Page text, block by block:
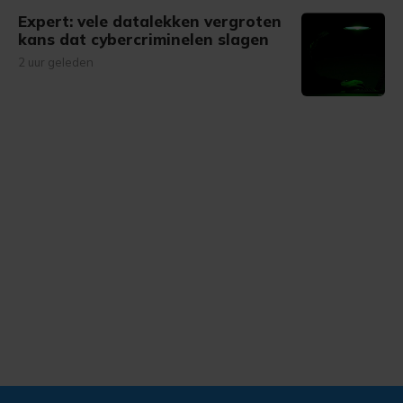
Expert: vele datalekken vergroten
kans dat cybercriminelen slagen
2 uur geleden